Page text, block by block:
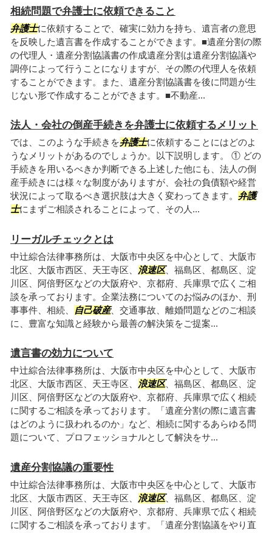
相続問題で弁護士に依頼できること
弁護士に依頼することで、確実に効力を持ち、遺言者の意思
を反映した遺言書を作成することができます。■遺産分割の際
の代理人・遺産分割協議書の作成遺産分割は遺産分割協議や
調停によって行うことになりますが、その際の代理人を依頼
することができます。また、遺産分割協議書を後に問題が生
じない形で作成することができます。■不動産...
法人・会社の倒産手続きを弁護士に依頼するメリット
では、このような手続きを弁護士に依頼することにはどのよ
うなメリットがあるのでしょうか。以下説明します。 ① どの
手続きを用いるべきか判断できる上述した他にも、法人の倒
産手続きには様々な制度がありますが、会社の負債額や経営
状況によって取るべき選択肢は大きく変わってきます。 弁護
士にまずご相談されることによって、その人...
リーガルチェックとは
中辻綜合法律事務所は、大阪市中央区を中心として、大阪市
北区、大阪市西区、天王寺区、
浪速区、福島区、都島区、淀
川区、阿倍野区などの大阪府や、京都府、兵庫県で広くご相
談を承っております。企業法務についてのお悩みのほか、刑
事事件、相続、
自己破産、交通事故、離婚問題などのご相談
に、豊富な知識と経験から最善の解決策をご提案...
遺言書の効力について
中辻綜合法律事務所は、大阪市中央区を中心として、大阪市
北区、大阪市西区、天王寺区、
浪速区、福島区、都島区、淀
川区、阿倍野区などの大阪府や、京都府、兵庫県で広く相続
に関するご相談を承っております。「遺産分割の際に遺言書
はどのように扱われるのか」など、相続に関するあらゆる問
題について、プロフェッショナルとして解決をサ...
遺産分割協議の重要性
中辻綜合法律事務所は、大阪市中央区を中心として、大阪市
北区、大阪市西区、天王寺区、
浪速区、福島区、都島区、淀
川区、阿倍野区などの大阪府や、京都府、兵庫県で広く相続
に関するご相談を承っております。「遺産分割協議をやり直